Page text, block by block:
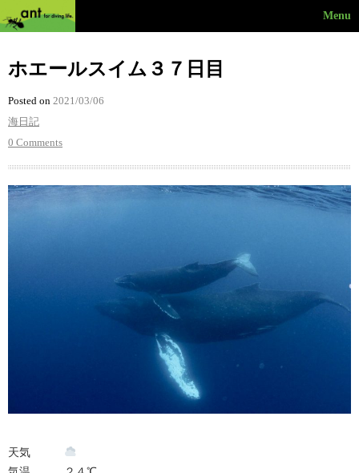
Menu
ホエールスイム３７日目
Posted on 2021/03/06
海日記
0 Comments
天気